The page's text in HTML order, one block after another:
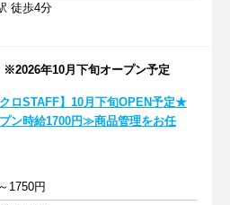
徒歩4分
年10月下旬オープン予定
クロSTAFF】10月下旬OPEN予定★
ン時給1700円≫商品管理をお任
1750円